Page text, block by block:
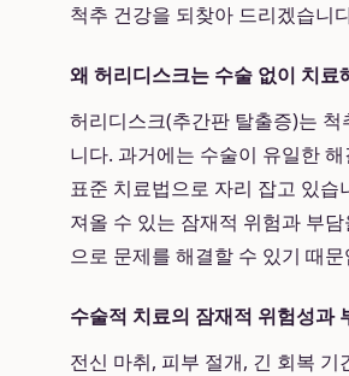
척추 건강을 되찾아 드리겠습니
왜 허리디스크는 수술 없이 치료
허리디스크(추간판 탈출증)는
니다. 과거에는 수술이 유일한
표준 치료법으로 자리 잡고 있
져올 수 있는 잠재적 위험과 부
으로 문제를 해결할 수 있기 때
수술적 치료의 잠재적 위험성과
전신 마취, 피부 절개, 긴 회복